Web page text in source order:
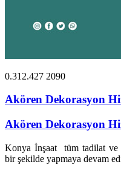
0.312.427 2090
Akören Dekorasyon
Akören Dekorasyon
Konya İnşaat tüm tadilat ve
bir şekilde yapmaya devam